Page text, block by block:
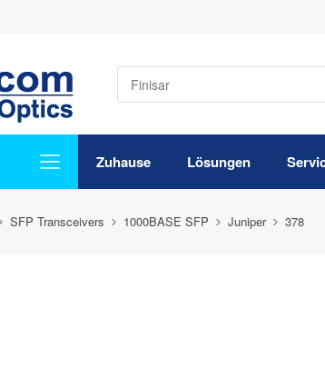
Zuhause Lösungen
SFP Transceivers 1000BASE SFP Juniper 378